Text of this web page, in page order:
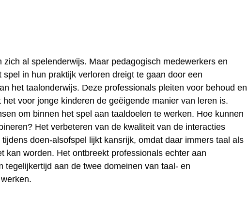
zich al spelenderwijs. Maar pedagogisch medewerkers en
spel in hun praktijk verloren dreigt te gaan door een
het taalonderwijs. Deze professionals pleiten voor behoud en
voor jonge kinderen de geëigende manier van leren is.
om binnen het spel aan taaldoelen te werken. Hoe kunnen
Het verbeteren van de kwaliteit van de interacties
doen-alsofspel lijkt kansrijk, omdat daar immers taal als
kan worden. Het ontbreekt professionals echter aan
tegelijkertijd aan de twee domeinen van taal- en